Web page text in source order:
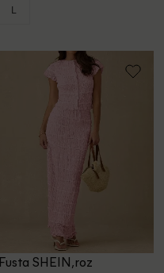
L
Fusta SHEIN, roz